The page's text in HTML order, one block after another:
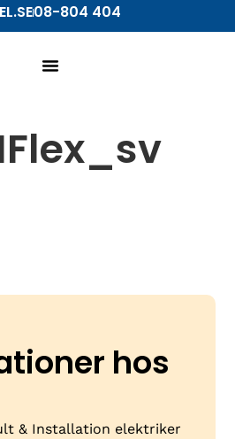
08-804 404
hos
& Installation elektriker